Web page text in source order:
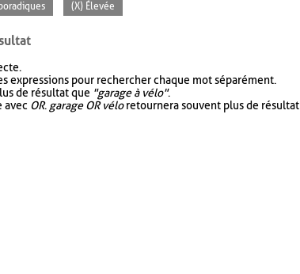
(X) Élevée
expressions pour rechercher chaque mot séparément.
de résultat que "garage à vélo".
avec OR. garage OR véloretournera souvent plus de résultat